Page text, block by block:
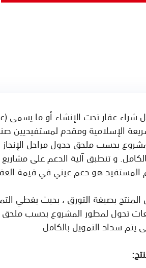
شراء عقار تحت الإنشاء أو ما يسمى
الإسلامية ومقدم لمستفيديين
بحسب ملحق جدول مراحل
و تنطبق آلية الدعم على
المستفيد هو دعم عيني في قيمة
المنتج بصيغة التورق ، بحيث يغطي
تحول لمطور المشروع بحسب ملحق
يتم سداد التمويل بالكامل